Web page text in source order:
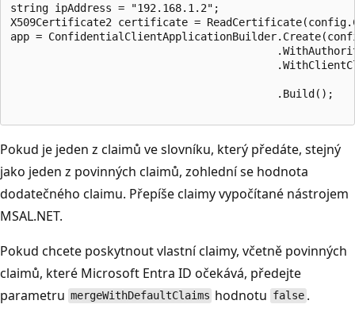
string ipAddress = "192.168.1.2";
X509Certificate2 certificate =
app =
                                          .Build();
Pokud je jeden z claimů ve slovníku, který předáte, stejný
jako jeden z povinných claimů, zohlední se hodnota
dodatečného claimu. Přepíše claimy vypočítané nástrojem
MSAL.NET.
Pokud chcete poskytnout vlastní claimy, včetně povinných
claimů, které Microsoft Entra ID očekává, předejte
parametru mergeWithDefaultClaims hodnotu false.